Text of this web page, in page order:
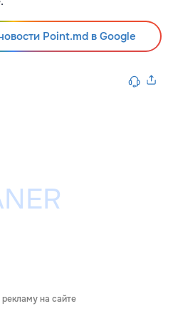
Point.md в Google
рекламу на сайте